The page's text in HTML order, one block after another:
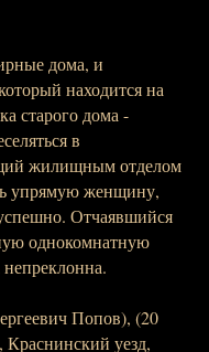
дома, и
находится на
старого дома -
в
жилищным отделом
упрямую женщину,
Отчаявшийся
однокомнатную
Попов), (20
Краснинский уезд,